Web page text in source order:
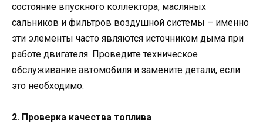
состояние впускного коллектора, масляных
сальников и фильтров воздушной системы – именно
эти элементы часто являются источником дыма при
работе двигателя. Проведите техническое
обслуживание автомобиля и замените детали, если
это необходимо.
2. Проверка качества топлива